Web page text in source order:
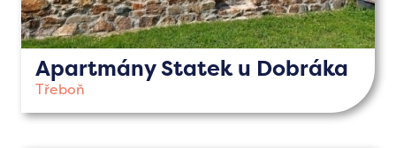
Apartmány Statek u Dobráka
Třeboň